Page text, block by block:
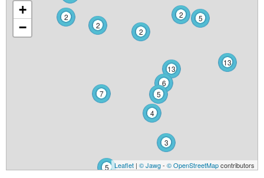
5
13
2 5
13
7
3
5
4
6
2
2
2
+
−
Leaflet | © Jawg- © OpenStreetMapcontributors